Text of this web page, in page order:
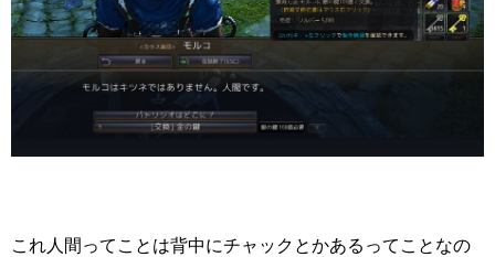
これ人間ってことは背中にチャックとかあるってことなの